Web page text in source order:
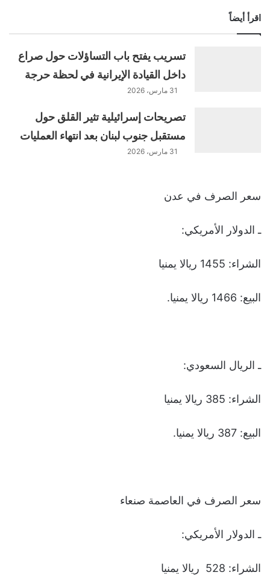
اقرأ أيضاً
تسريب يفتح باب التساؤلات حول صراع
داخل القيادة الإيرانية في لحظة حرجة
31 مارس، 2026
تصريحات إسرائيلية تثير القلق حول
مستقبل جنوب لبنان بعد انتهاء العمليات
31 مارس، 2026
سعر الصرف في عدن
ـ الدولار الأمريكي:
الشراء: 1455 ريالا يمنيا
البيع: 1466 ريالا يمنيا.
ـ الريال السعودي:
الشراء: 385 ريالا يمنيا
البيع: 387 ريالا يمنيا.
سعر الصرف في العاصمة صنعاء
ـ الدولار الأمريكي:
الشراء: 528 ريالا يمنيا